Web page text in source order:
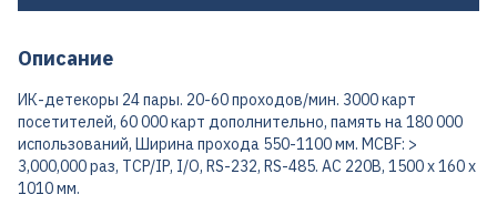
Описание
ИК-детекоры 24 пары. 20-60 проходов/мин. 3000 карт
посетителей, 60 000 карт дополнительно, память на 180 000
использований, Ширина прохода 550-1100 мм. MCBF: >
3,000,000 раз, TCP/IP, I/O, RS-232, RS-485. AC 220В, 1500 х 160 х
1010 мм.